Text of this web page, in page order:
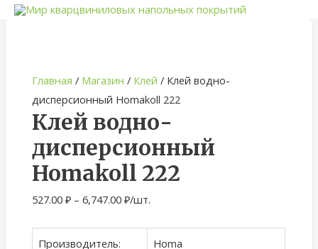
Главная / Магазин / Клей / Клей водно-
дисперсионный Homakoll 222
Клей водно-
дисперсионный
Homakoll 222
527.00₽ – 6,747.00₽
–
6,747.00 ₽
/шт.
Производитель: Homa
7,743.00 ₽
8,700.00 ₽
11,918.00 ₽